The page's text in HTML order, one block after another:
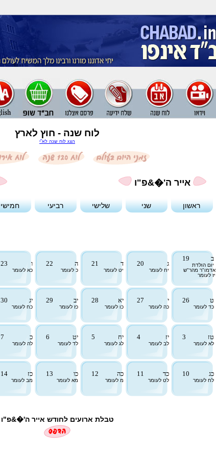
לוח שנה - חוץ לארץ
הצג לוח שנה לא"י
אייר ה'�&פ"ו
ראשון שני שלישי רביעי חמישי
ב 19
יום הולדת
אדמו"ר מהר"ש
יז לעומר
ג 20
יח לעומר
ד 21
יט לעומר
ה 22
כ לעומר
ו 23
כא לעומר
ט 26
כד לעומר
י 27
כה לעומר
יא 28
כו לעומר
יב 29
כז לעומר
יג 30
כח לעומר
טז 3
לא לעומר
יז 4
לב לעומר
יח 5
לג לעומר
יט 6
לד לעומר
כ 7
לה לעומר
כג 10
לח לעומר
כד 11
לט לעומר
כה 12
מ לעומר
כו 13
מא לעומר
כז 14
מב לעומר
טבלת ארועים לחודש אייר ה'�&פ"ו